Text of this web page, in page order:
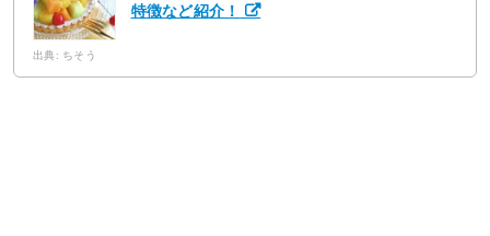
特徴など紹介！
出典: ちそう